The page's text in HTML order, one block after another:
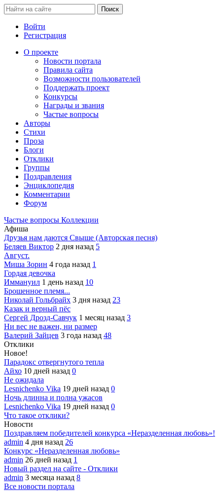
Войти
Регистрация
О проекте
Новости портала
Правила сайта
Возможности пользователей
Поддержать проект
Конкурсы
Награды и звания
Частые вопросы
Авторы
Стихи
Проза
Блоги
Отклики
Группы
Поздравления
Энциклопедия
Комментарии
Форум
Частые вопросы Коллекции
Афиша
Друзья нам даются Свыше (Авторская песня)
Беляев Виктор 2 дня назад 5
Август.
Миша Зорин 4 года назад 1
Гордая девочка
Иммануил 1 день назад 10
Брошенное племя...
Николай Гольбрайх 3 дня назад 23
Казак и верный пёс
Сергей Дрозд-Савчук 1 месяц назад 3
Ни вес не важен, ни размер
Валерий Зайцев 3 года назад 48
Отклики
Новое!
Парадокс отвергнутого тепла
Айхо 10 дней назад 0
Не ожидала
Lesnichenko Vika 19 дней назад 0
Ночь длинна и полна ужасов
Lesnichenko Vika 19 дней назад 0
Что такое отклики?
Новости
Поздравляем победителей конкурса «Неразделенная любовь»!
admin 4 дня назад 26
Конкурс «Неразделенная любовь»
admin 26 дней назад 1
Новый раздел на сайте - Отклики
admin 3 месяца назад 8
Все новости портала